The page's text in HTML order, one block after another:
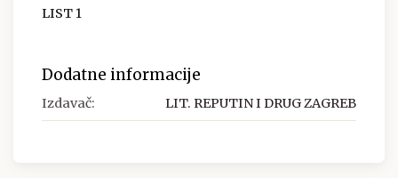
LIST 1
Dodatne informacije
Izdavač: LIT. REPUTIN I DRUG ZAGREB